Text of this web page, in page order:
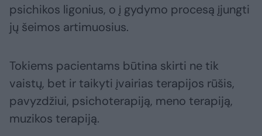
psichikos ligonius, o į gydymo procesą įjungti
jų šeimos artimuosius.
Tokiems pacientams būtina skirti ne tik
vaistų, bet ir taikyti įvairias terapijos rūšis,
pavyzdžiui, psichoterapiją, meno terapiją,
muzikos terapiją.